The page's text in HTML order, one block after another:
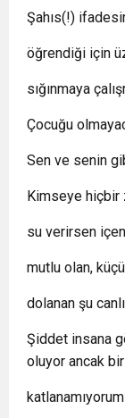
Şahıs(!)
öğrendiği için
sığınmaya
Çocuğu
Sen ve senin
Kimseye hiçbir
su verirsen
mutlu olan,
dolanan şu
Şiddet insana
oluyor ancak bir